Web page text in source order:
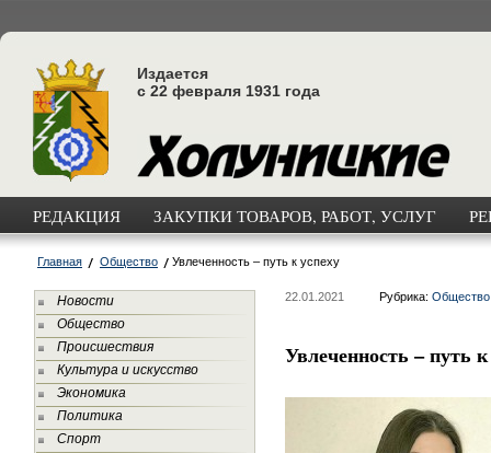
Издается
с 22 февраля 1931 года
РЕДАКЦИЯ ЗАКУПКИ ТОВАРОВ, РАБОТ, УСЛУГ
Главная Общество Увлеченность – путь к успеху
Новости
Общество
Происшествия
Культура и искусство
Экономика
Политика
Спорт
22.01.2021 Рубрика: Общество
Увлеченность – путь к